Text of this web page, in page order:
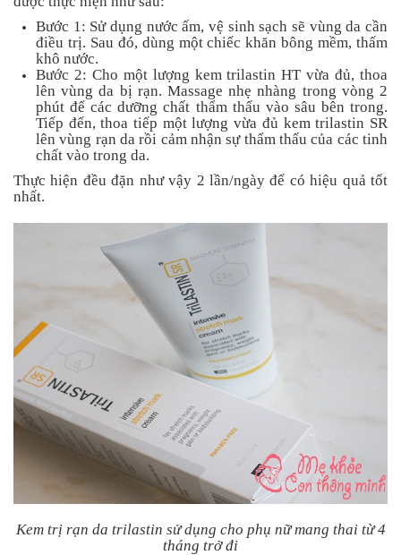
Bước 1: Sử dụng nước ấm, vệ sinh sạch sẽ vùng da cần
điều trị. Sau đó, dùng một chiếc khăn bông mềm, thấm
khô nước.
Bước 2: Cho một lượng kem trilastin HT vừa đủ, thoa
lên vùng da bị rạn. Massage nhẹ nhàng trong vòng 2
phút để các dưỡng chất thẩm thấu vào sâu bên trong.
Tiếp đến, thoa tiếp một lượng vừa đủ kem trilastin SR
lên vùng rạn da rồi cảm nhận sự thẩm thấu của các tinh
chất vào trong da.
Thực hiện đều đặn như vậy 2 lần/ngày để có hiệu quả tốt
nhất.
Kem trị rạn da trilastin sử dụng cho phụ nữ mang thai từ 4
tháng trở đi